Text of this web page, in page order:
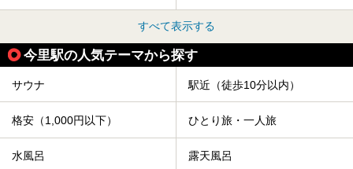
すべて表示する
今里駅の人気テーマから探す
サウナ 駅近（徒歩10分以内）
格安（1,000円以下） ひとり旅・一人旅
水風呂 露天風呂